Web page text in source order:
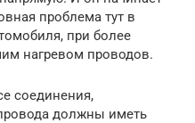
проблема тут в
при более
нагревом проводов.
соединения,
должны иметь